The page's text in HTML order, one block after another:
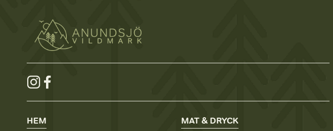
HEM MAT & DRYCK